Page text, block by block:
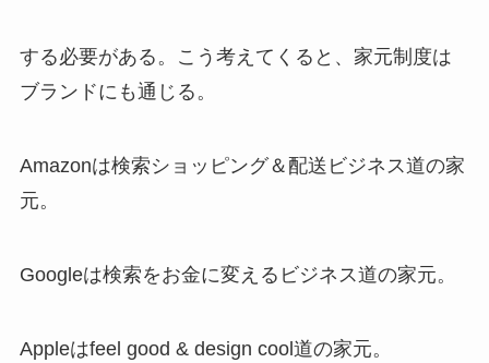
する必要がある。こう考えてくると、家元制度は
ブランドにも通じる。
Amazonは検索ショッピング＆配送ビジネス道の家
元。
Googleは検索をお金に変えるビジネス道の家元。
Appleはfeel good & design cool道の家元。